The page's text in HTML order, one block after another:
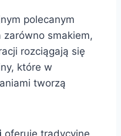
polecanym
smakiem,
rozciągają się
które w
tworzą
oferuje tradycyjne